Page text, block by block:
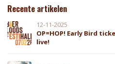
Recente artikelen
12-11-2025
OP=HOP! Early Bird
live!